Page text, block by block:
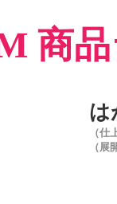
商
は
（仕
（展